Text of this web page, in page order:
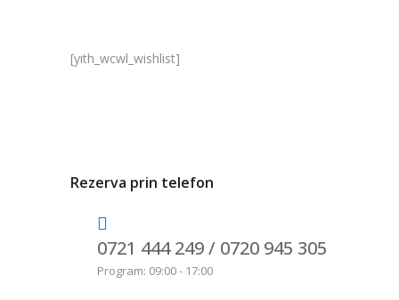
[yith_wcwl_wishlist]
Rezerva prin telefon
0721 444 249 / 0720 945 305
Program: 09:00 - 17:00